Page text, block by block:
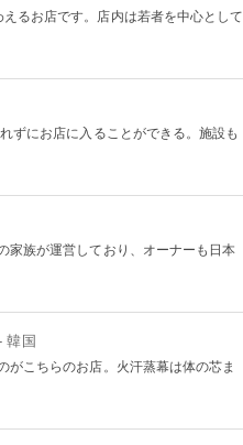
るお店です。店内は若者を中心として
ずにお店に入ることができる。施設も
家族が運営しており、オーナーも日本
韓国
がこちらのお店。火汗蒸幕は体の芯ま